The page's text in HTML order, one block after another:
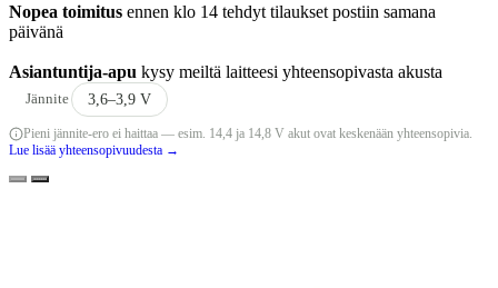
Nopea toimitus ennen klo 14 tehdyt tilaukset postiin samana
päivänä
Asiantuntija-apu kysy meiltä laitteesi yhteensopivasta akusta
Jännite 3,6–3,9 V
Pieni jännite-ero ei haittaa — esim. 14,4 ja 14,8 V akut ovat keskenään yhteensopivia.
Lue lisää yhteensopivuudesta →